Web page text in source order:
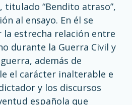
“Bendito atraso”,
al ensayo. En él se
la estrecha relación entre
durante la Guerra Civil y
además de
el carácter inalterable e
y los discursos
española que